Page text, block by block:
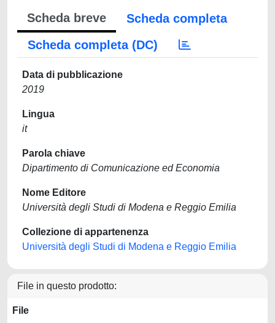
Scheda breve
Scheda completa
Scheda completa (DC)
Data di pubblicazione
2019
Lingua
it
Parola chiave
Dipartimento di Comunicazione ed Economia
Nome Editore
Università degli Studi di Modena e Reggio Emilia
Collezione di appartenenza
Università degli Studi di Modena e Reggio Emilia
File in questo prodotto:
File